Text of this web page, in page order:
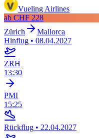
Vueling Airlines
ab CHF 228
Zürich
Mallorca
Hinflug • 08.04.2027
ZRH
13:30
PMI
15:25
Rückflug • 22.04.2027